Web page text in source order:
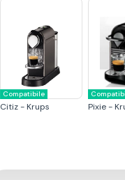
Compatibile
Citiz - Krups Pixie -